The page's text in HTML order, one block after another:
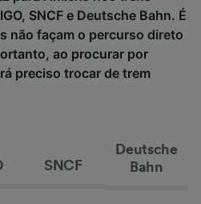
SNCF e Deutsche Bahn. É
não façam o percurso direto
ao procurar por
preciso trocar de trem
SNCF
Deutsche
Bahn